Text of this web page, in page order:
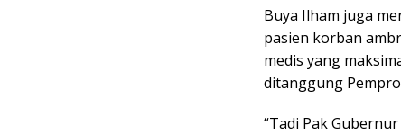
Buya Ilham juga
pasien korban
medis yang
ditanggung
“Tadi Pak